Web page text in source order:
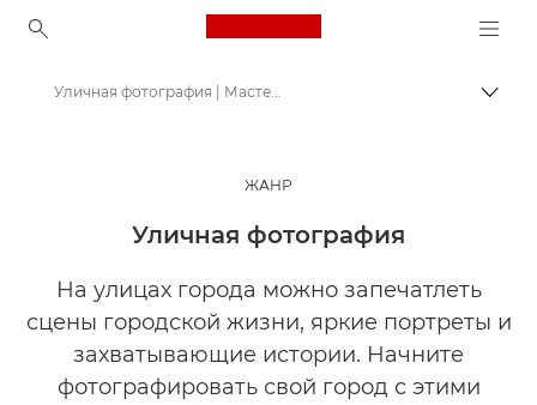
Canon Logo, back to
Мастерская творчества | Советы по фотографии и печати и руководства для покупателей
Истории о фотографии и творчестве
Уличная фотография | Мастерская творчества
ЖАНР
Уличная фотография
На улицах города можно запечатлеть
сцены городской жизни, яркие портреты и
захватывающие истории. Начните
фотографировать свой город с этими